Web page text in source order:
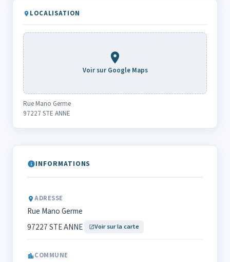
INFORMATIONS
ADRESSE
Rue Mano Germe
97227 STE ANNE
Voir sur la carte
COMMUNE
LOCALISATION
Voir sur Google Maps
Rue Mano Germe
97227 STE ANNE